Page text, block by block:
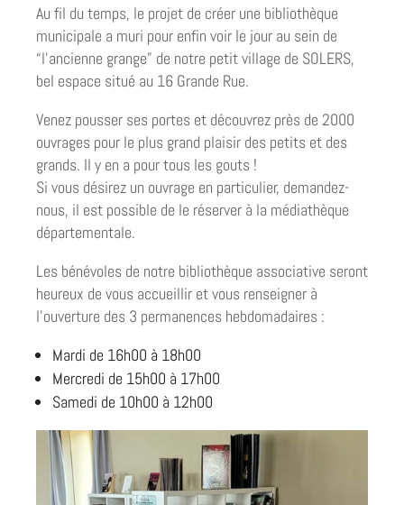
Au fil du temps, le projet de créer une bibliothèque
municipale a muri pour enfin voir le jour au sein de
“l’ancienne grange” de notre petit village de SOLERS,
bel espace situé au 16 Grande Rue.
Venez pousser ses portes et découvrez près de 2000
ouvrages pour le plus grand plaisir des petits et des
grands. Il y en a pour tous les gouts !
Si vous désirez un ouvrage en particulier, demandez-
nous, il est possible de le réserver à la médiathèque
départementale.
Les bénévoles de notre bibliothèque associative seront
heureux de vous accueillir et vous renseigner à
l’ouverture des 3 permanences hebdomadaires :
Mardi de 16h00 à 18h00
Mercredi de 15h00 à 17h00
Samedi de 10h00 à 12h00